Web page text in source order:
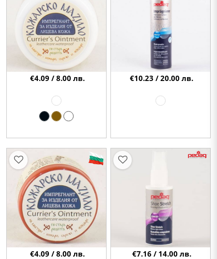
€4.09 / 8.00 лв. €10.23 / 20.00 лв.
€4.09 / 8.00 лв. €7.16 / 14.00 лв.